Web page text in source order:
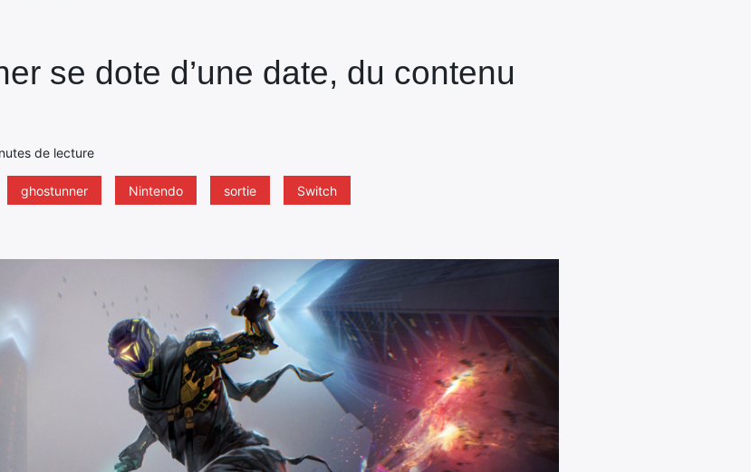
se dote d’une date, du contenu
de lecture
ghostunner Nintendo sortie Switch